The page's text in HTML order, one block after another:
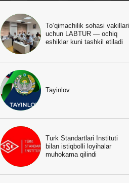
To‘qimachilik sohasi vakillari
uchun LABTUR — ochiq
eshiklar kuni tashkil etiladi
Tayinlov
Turk Standartlari Instituti
bilan istiqbolli loyihalar
muhokama qilindi